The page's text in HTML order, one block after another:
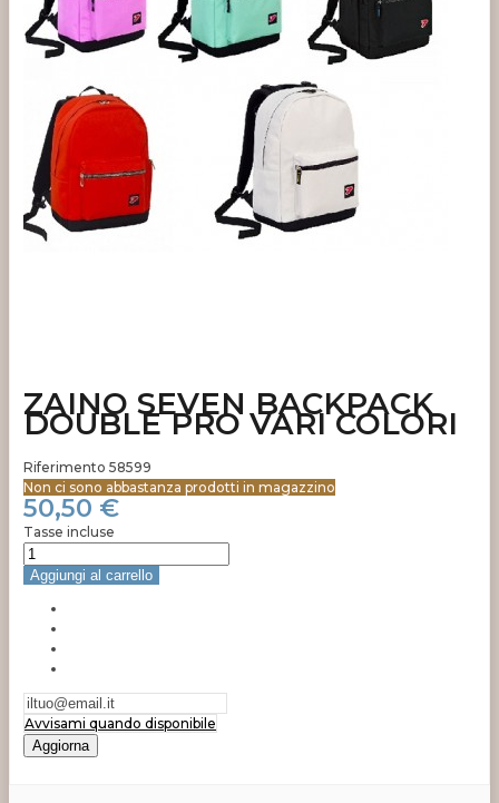
ZAINO SEVEN BACKPACK
DOUBLE PRO VARI COLORI
Riferimento 58599
Non ci sono abbastanza prodotti in magazzino
50,50 €
Tasse incluse
Aggiungi al carrello
Avvisami quando disponibile